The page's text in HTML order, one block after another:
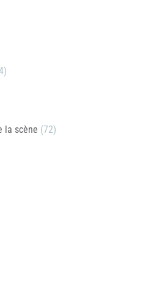
la scène (72)